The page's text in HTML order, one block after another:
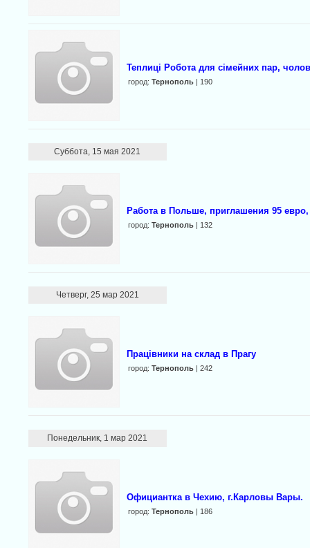
Теплиці Робота для сімейних пар,
город: Тернополь| 190
Суббота, 15 мая 2021
Работа в Польше, пpиглашения 95
город: Тернополь| 132
Четверг, 25 мар 2021
Працівники на склад в Прагу
город: Тернополь| 242
Понедельник, 1 мар 2021
Официантка в Чехию, г.Карловы Вары.
город: Тернополь| 186